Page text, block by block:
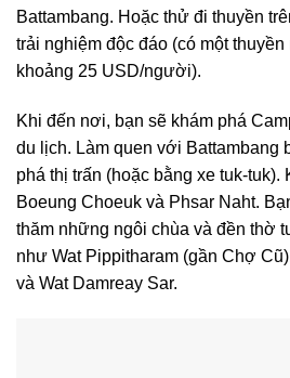
Battambang. Hoặc thử đi thuyền
trải nghiệm độc đáo (có một
khoảng 25 USD/người).
Khi đến nơi, bạn sẽ khám phá
du lịch. Làm quen với Battambang
phá thị trấn (hoặc bằng xe tuk-tuk).
Boeung Choeuk và Phsar Naht.
thăm những ngôi chùa và đền thờ
như Wat Pippitharam (gần Chợ
và Wat Damreay Sar.